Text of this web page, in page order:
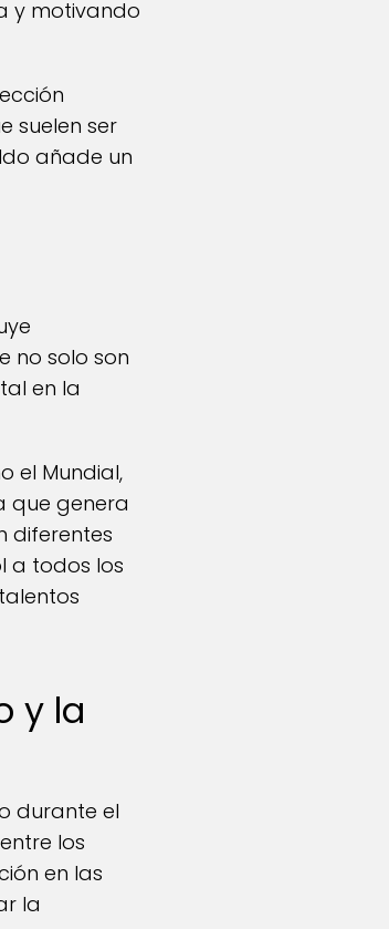
y motivando
suelen ser
añade un
no solo son
en la
el Mundial,
que genera
diferentes
a todos los
y la
durante el
los
en las
la